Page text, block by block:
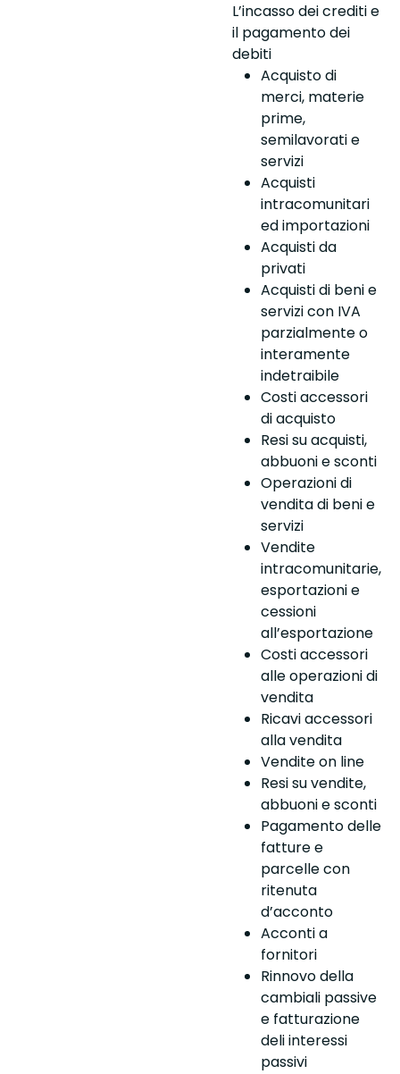
L’incasso dei crediti e
il pagamento dei
debiti
Acquisto di
merci, materie
prime,
semilavorati e
servizi
Acquisti
intracomunitari
ed importazioni
Acquisti da
privati
Acquisti di beni e
servizi con IVA
parzialmente o
interamente
indetraibile
Costi accessori
di acquisto
Resi su acquisti,
abbuoni e sconti
Operazioni di
vendita di beni e
servizi
Vendite
intracomunitarie,
esportazioni e
cessioni
all’esportazione
Costi accessori
alle operazioni di
vendita
Ricavi accessori
alla vendita
Vendite on line
Resi su vendite,
abbuoni e sconti
Pagamento delle
fatture e
parcelle con
ritenuta
d’acconto
Acconti a
fornitori
Rinnovo della
cambiali passive
e fatturazione
deli interessi
passivi